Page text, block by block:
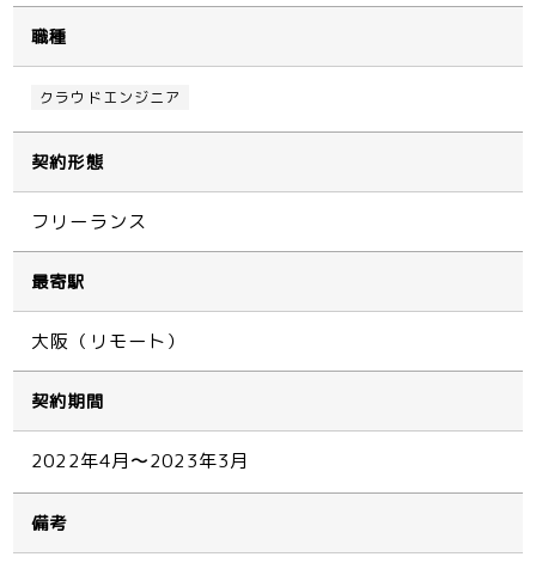
職種
クラウドエンジニア
契約形態
フリーランス
最寄駅
大阪（リモート）
契約期間
2022年4月〜2023年3月
備考